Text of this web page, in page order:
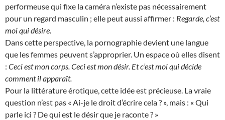
performeuse qui fixe la caméra n’existe pas nécessairement
pour un regard masculin ; elle peut aussi affirmer : Regarde, c’est
moi qui désire.
Dans cette perspective, la pornographie devient une langue
que les femmes peuvent s’approprier. Un espace où elles disent
: Ceci est mon corps. Ceci est mon désir. Et c’est moi qui décide
comment il apparaît.
Pour la littérature érotique, cette idée est précieuse. La vraie
question n’est pas « Ai-je le droit d’écrire cela ? », mais : « Qui
parle ici ? De qui est le désir que je raconte ? »